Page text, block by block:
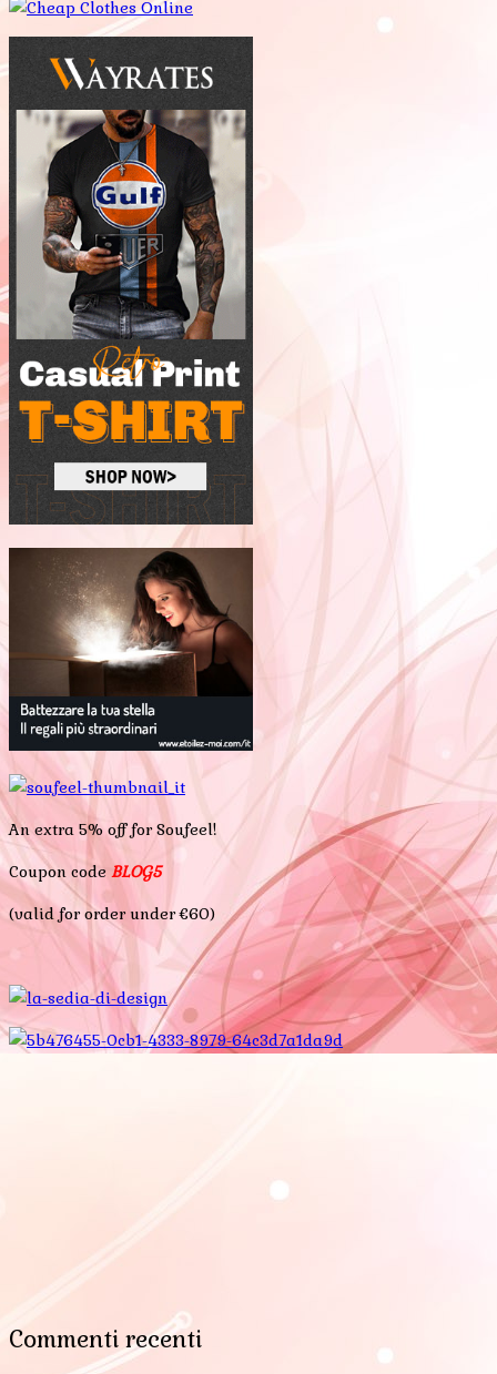
An extra 5% off for Soufeel!
Coupon code BLOG5
(valid for order under €60)
Commenti recenti